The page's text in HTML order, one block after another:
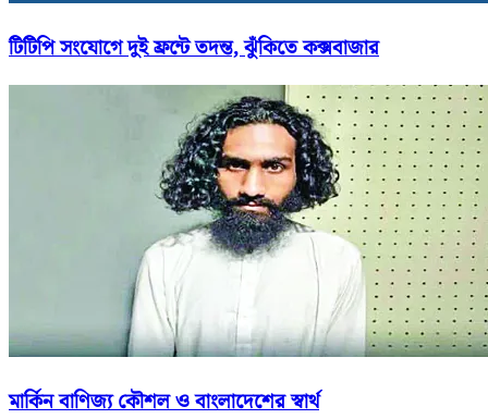
টিটিপি সংযোগে দুই ফ্রন্টে তদন্ত, ঝুঁকিতে কক্সবাজার
মার্কিন বাণিজ্য কৌশল ও বাংলাদেশের স্বার্থ